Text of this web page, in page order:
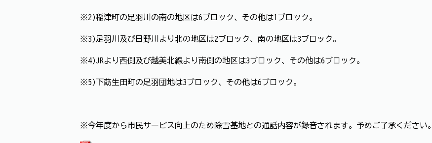
※2)稲津町の足羽川の南の地区は6ブロック、その他は1ブロック。
※3)足羽川及び日野川より北の地区は2ブロック、南の地区は3ブロック。
※4)JRより西側及び越美北線より南側の地区は3ブロック、その他は6ブロック。
※5)下莇生田町の足羽団地は3ブロック、その他は6ブロック。
※今年度から市民サービス向上のため除雪基地との通話内容が録音されます。予めご了承ください。